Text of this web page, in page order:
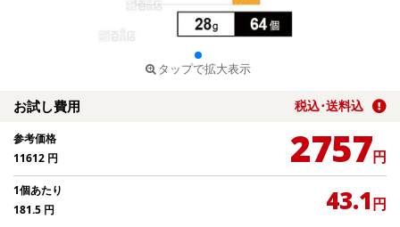
タップで拡大表示
お試し費用 税込･送料込
参考価格
11612 円 2757円
1個あたり
181.5 円 43.1円